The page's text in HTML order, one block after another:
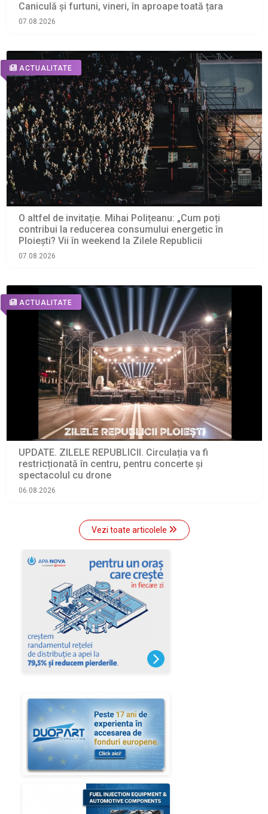
Caniculă și furtuni, vineri, în aproape toată țara
07.08.2026
ACTUALITATE
O altfel de invitație. Mihai Polițeanu: „Cum poți
contribui la reducerea consumului energetic în
Ploiești? Vii în weekend la Zilele Republicii
07.08.2026
ACTUALITATE
UPDATE. ZILELE REPUBLICII. Circulația va fi
restricționată în centru, pentru concerte și
spectacolul cu drone
06.08.2026
Vezi toate articolele